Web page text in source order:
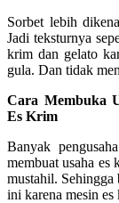
Sorbet lebih
Jadi teksturnya
krim dan gelato
gula. Dan tidak
Cara Membuka
Es Krim
Banyak
membuat usaha es
mustahil.
ini karena mesin